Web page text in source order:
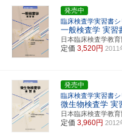
発売中
臨床検査学実習書
一般検査学 実習
日本臨床検査学教
定価 3,520円 2011
発売中
臨床検査学実習書
微生物検査学 実
日本臨床検査学教
定価 3,960円 2012